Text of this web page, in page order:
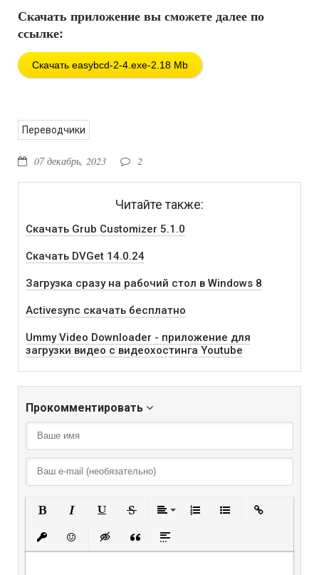
Скачать приложение вы сможете далее по
ссылке:
Скачать easybcd-2-4.exe-2.18 Mb
Переводчики
07 декабрь, 2023 2
Читайте также:
Скачать Grub Customizer 5.1.0
Скачать DVGet 14.0.24
Загрузка сразу на рабочий стол в Windows 8
Activesync скачать бесплатно
Ummy Video Downloader - приложение для
загрузки видео с видеохостинга Youtube
Прокомментировать
Вставить защищенную ссылку
Вставить смайлик
Вставка скрытого текста
Вставка цитаты
Вставка спойлера